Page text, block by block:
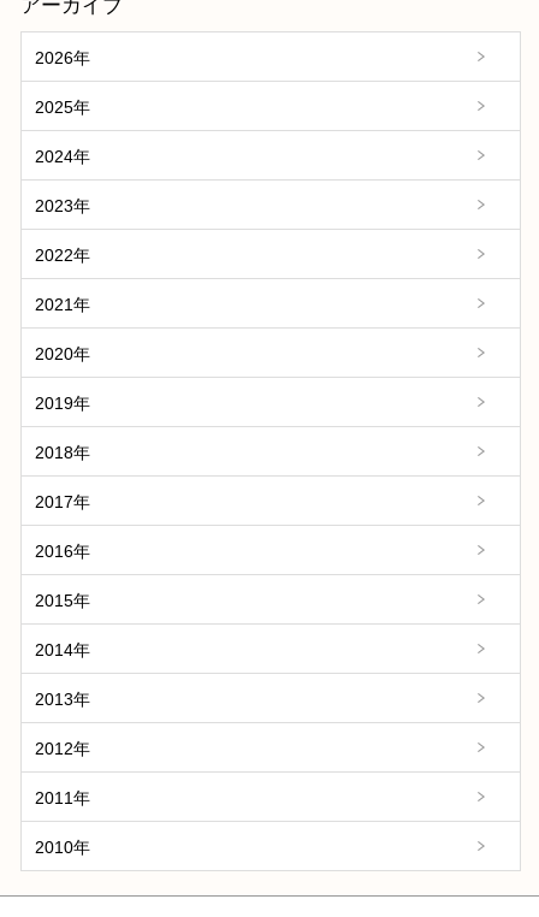
2026年
2025年
2024年
2023年
2022年
2021年
2020年
2019年
2018年
2017年
2016年
2015年
2014年
2013年
2012年
2011年
2010年